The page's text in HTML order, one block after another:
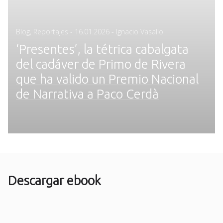
Blog Reportajes - Posted
16.01.2026 - Ignacio Vasallo
‘Presentes’, la tétrica cabalgata
del cadáver de Primo de Rivera
que ha valido un Premio Nacional
de Narrativa a Paco Cerdà
Descargar ebook